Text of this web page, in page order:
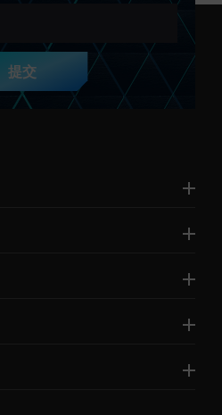
提交